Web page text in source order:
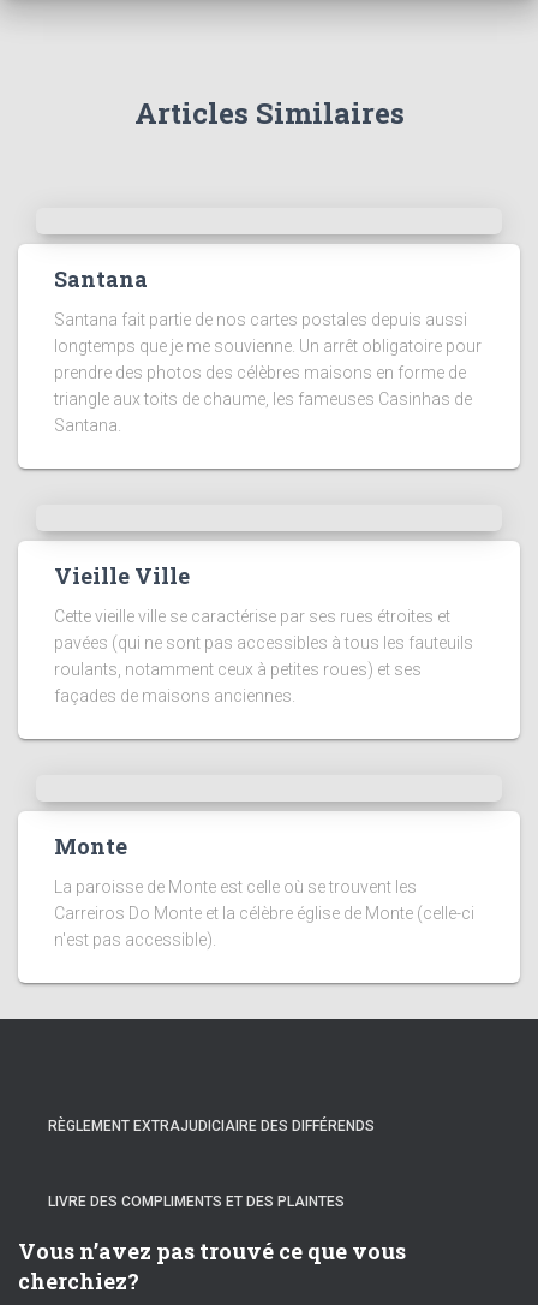
Articles Similaires
Santana
Santana fait partie de nos cartes postales depuis aussi
longtemps que je me souvienne. Un arrêt obligatoire pour
prendre des photos des célèbres maisons en forme de
triangle aux toits de chaume, les fameuses Casinhas de
Santana.
Vieille Ville
Cette vieille ville se caractérise par ses rues étroites et
pavées (qui ne sont pas accessibles à tous les fauteuils
roulants, notamment ceux à petites roues) et ses
façades de maisons anciennes.
Monte
La paroisse de Monte est celle où se trouvent les
Carreiros Do Monte et la célèbre église de Monte (celle-ci
n'est pas accessible).
RÈGLEMENT EXTRAJUDICIAIRE DES DIFFÉRENDS
LIVRE DES COMPLIMENTS ET DES PLAINTES
Vous n’avez pas trouvé ce que vous
cherchiez?